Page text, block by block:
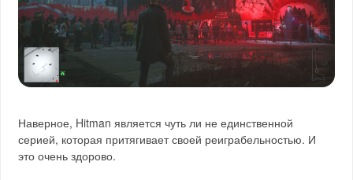
Наверное, Hitman является чуть ли не единственной
серией, которая притягивает своей реиграбельностью. И
это очень здорово.